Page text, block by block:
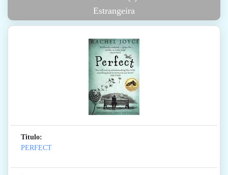
Estrangeira
Titulo:
PERFECT